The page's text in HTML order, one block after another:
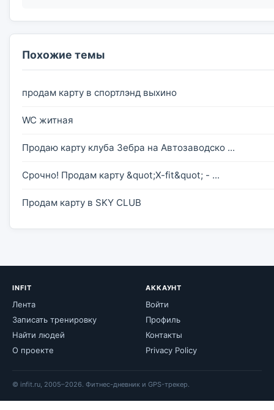
Похожие темы
продам карту в спортлэнд выхино
WC житная
Продаю карту клуба Зебра на Автозаводско ...
Срочно! Продам карту &quot;X-fit&quot; - ...
Продам карту в SKY CLUB
INFIT
Лента
Записать тренировку
Найти людей
О проекте
АККАУНТ
Войти
Профиль
Контакты
Privacy Policy
© infit.ru, 2005–2026. Фитнес-дневник и GPS-трекер.